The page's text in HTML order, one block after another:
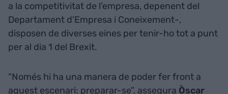
a la competitivitat de l’empresa, depenent del
Departament d’Empresa i Coneixement-,
disposen de diverses eines per tenir-ho tot a punt
per al dia 1 del Brexit.
“Només hi ha una manera de poder fer front a
aquest escenari: preparar-se”, assegura Òscar